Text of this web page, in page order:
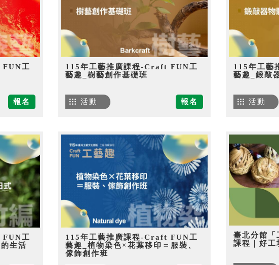
工
報名
115年工藝推廣課程-Craft FUN工
藝趣_樹藝創作基礎班
報名
活動
115年工藝
藝趣_鍛敲
活動
工
生活
115年工藝推廣課程-Craft FUN工
藝趣_植物染色×花葉移印＝服裝、
傢飾創作班
臺北分館「
課程｜好工